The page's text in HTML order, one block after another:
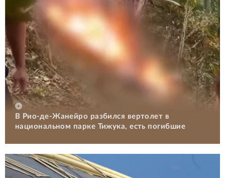
В Рио-де-Жанейро разбился вертолет в
национальном парке Тижука, есть погибшие